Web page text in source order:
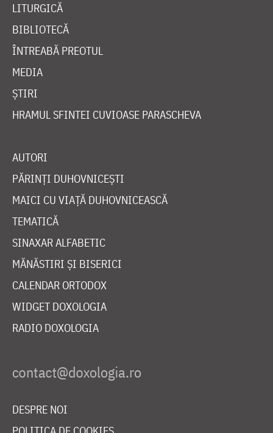
LITURGICĂ
BIBLIOTECĂ
ÎNTREABĂ PREOTUL
MEDIA
ȘTIRI
HRAMUL SFINTEI CUVIOASE PARASCHEVA
AUTORI
PĂRINȚI DUHOVNICEȘTI
MAICI CU VIAȚĂ DUHOVNICEASCĂ
TEMATICĂ
SINAXAR ALFABETIC
MĂNĂSTIRI ȘI BISERICI
CALENDAR ORTODOX
WIDGET DOXOLOGIA
RADIO DOXOLOGIA
DESPRE NOI